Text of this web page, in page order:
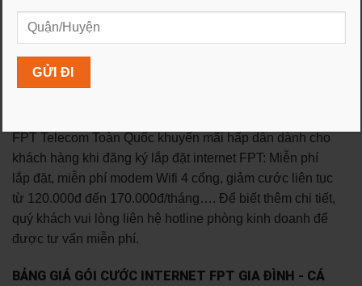
⚡ Gói max fpt gồm những kênh nào ⚡
Các dịch vụ và sản phẩm của FPT
FPT Telecom Toàn Quốc khuyến mãi hấp dẫn dành cho
khách hàng khi đăng ký lắp đặt internet FPT: Miễn phí
lắp đặt, miễn phí modem Wifi 4 cổng, giảm cước liên tục
từ 120.000đ đến 170.000đ/tháng…. Để biết thêm chi tiết,
quý khách vui lòng liên hệ hotline phòng kinh doanh để
được tư vấn miễn phí.
BẢNG GIÁ GÓI CƯỚC INTERNET FPT GIA ĐÌNH - CÁ